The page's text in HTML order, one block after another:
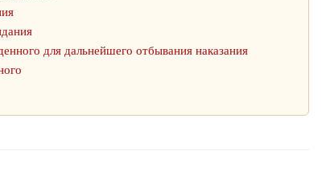
для дальнейшего отбывания наказания